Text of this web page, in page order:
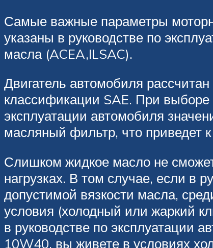
Самые важные параметры
указаны в руководстве по
масла (ACEA,ILSAC).
Двигатель автомобиля
классификации SAE. При выборе
эксплуатации автомобиля
масляный фильтр, что приведет
Слишком жидкое масло не
нагрузках. В том случае, если в
допустимой вязкости масла,
условия (холодный или жаркий
в руководстве по эксплуатации
10W40, вы живете в условиях